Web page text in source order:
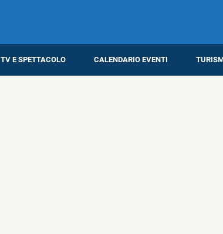
TV E SPETTACOLO CALENDARIO EVENTI